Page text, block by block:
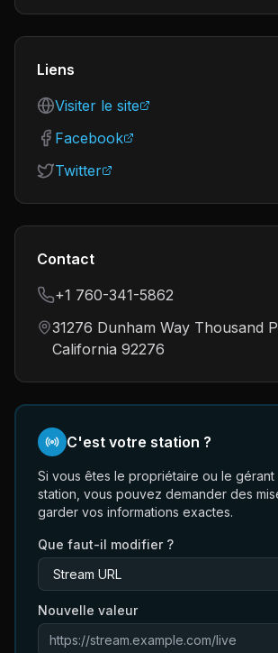
Liens
Visiter le site
Facebook
Twitter
Contact
+1 760-341-5862
31276 Dunham Way Thousand
California 92276
C'est votre station ?
Si vous êtes le propriétaire ou le
station, vous pouvez demander des
garder vos informations exactes.
Que faut-il modifier ?
Nouvelle valeur